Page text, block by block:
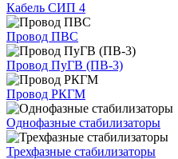
Кабель СИП 4
Провод ПВС
Провод ПуГВ (ПВ-3)
Провод РКГМ
Однофазные стабилизаторы
Трехфазные стабилизаторы